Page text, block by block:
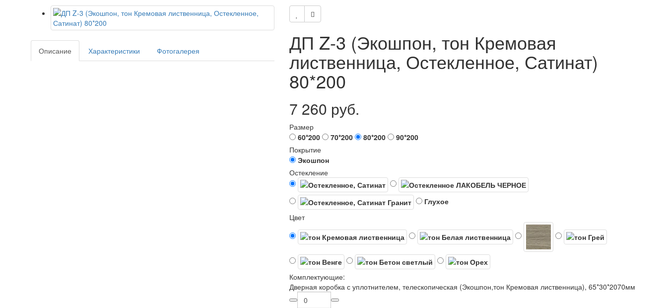
Описание Характеристики Фотогалерея ДП Z-3 (Экошпон, тон Кремовая
лиственница, Остекленное, Сатинат)
80*200
7 260 руб.
Размер
60*200
70*200 80*200
90*200
Покрытие
Экошпон
Остекление
Глухое
Цвет
Комплектующие:
Дверная коробка с уплотнителем, телескопическая (Экошпон,тон Кремовая лиственница), 65*30*2070мм